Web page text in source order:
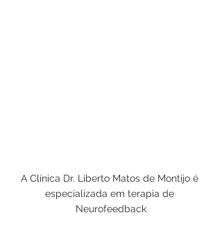
A Clínica Dr. Liberto Matos de Montijo é
especializada em terapia de
Neurofeedback